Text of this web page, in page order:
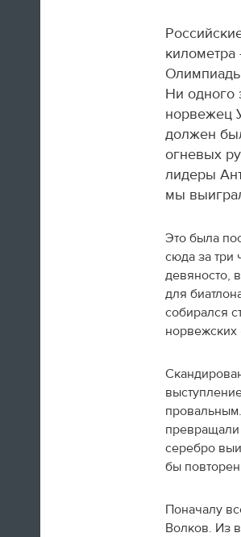
Юлия Липницкая
А вот так добираются домой
Только сейчас посмотрел
церемонию закрытия! Наверно,
лучшая церемония за историю
Ни одного
норвежец
должен
огневых
лидеры
мы
Это была
сюда за три
девяносто,
для
собирался
норвежских
превращали
серебро
бы
Поначалу
Волков. Из